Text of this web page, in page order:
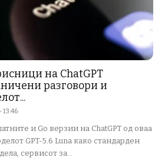
на ChatGPT
разговори и
13:46
и Go верзии на ChatGPT од оваа
GPT-5.6 Luna како стандарден
сервисот за...